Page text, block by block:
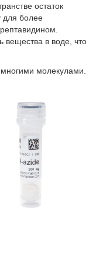
остаток
для более
вещества в воде, что
молекулами.